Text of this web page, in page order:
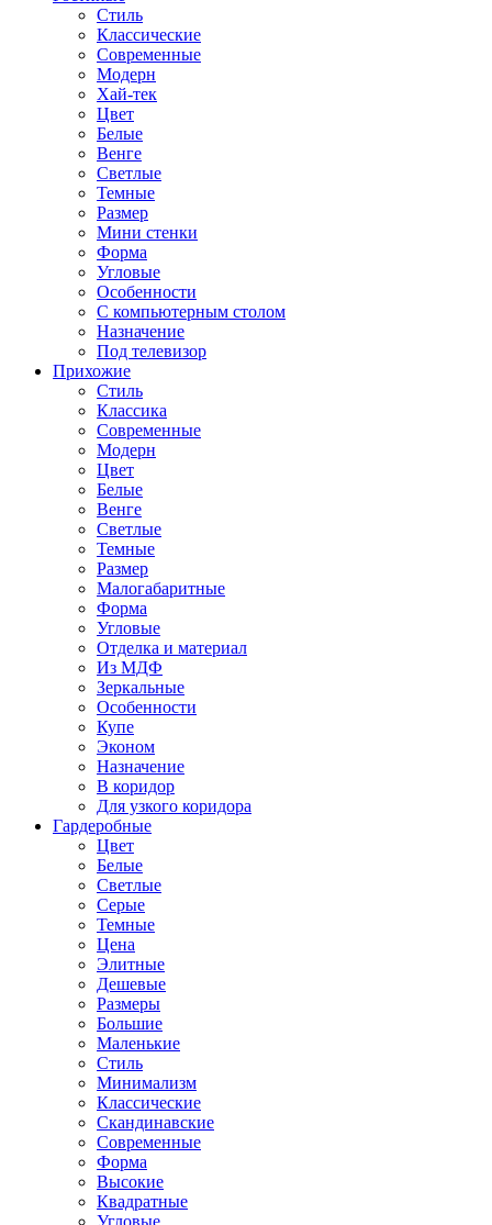
Стиль
Классические
Современные
Модерн
Хай-тек
Цвет
Белые
Венге
Светлые
Темные
Размер
Мини стенки
Форма
Угловые
Особенности
С компьютерным столом
Назначение
Под телевизор
Прихожие
Стиль
Классика
Современные
Модерн
Цвет
Белые
Венге
Светлые
Темные
Размер
Малогабаритные
Форма
Угловые
Отделка и материал
Из МДФ
Зеркальные
Особенности
Купе
Эконом
Назначение
В коридор
Для узкого коридора
Гардеробные
Цвет
Белые
Светлые
Серые
Темные
Цена
Элитные
Дешевые
Размеры
Большие
Маленькие
Стиль
Минимализм
Классические
Скандинавские
Современные
Форма
Высокие
Квадратные
Угловые